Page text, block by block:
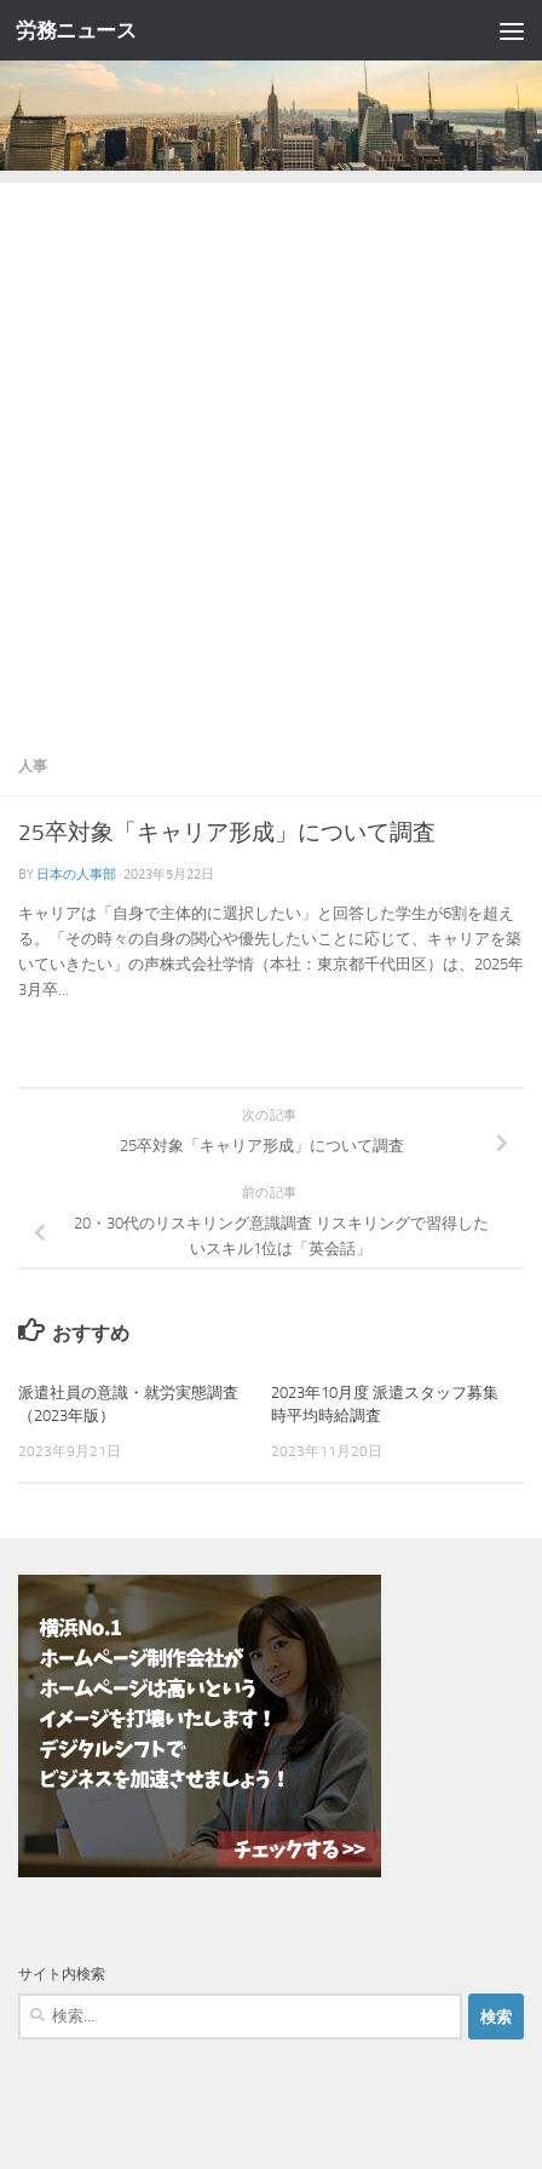
コンテンツへスキップ
労務ニュース
人事
25卒対象「キャリア形成」について調査
BY 日本の人事部 · 2023年5月22日
キャリアは「自身で主体的に選択したい」と回答した学生が6割を超え
る。「その時々の自身の関心や優先したいことに応じて、キャリアを築
いていきたい」の声株式会社学情（本社：東京都千代田区）は、2025年
3月卒...
次の記事
25卒対象「キャリア形成」について調査
前の記事
20・30代のリスキリング意識調査 リスキリングで習得した
いスキル1位は「英会話」
おすすめ
派遣社員の意識・就労実態調査
（2023年版）
2023年9月21日
2023年10月度 派遣スタッフ募集
時平均時給調査
2023年11月20日
サイト内検索
検